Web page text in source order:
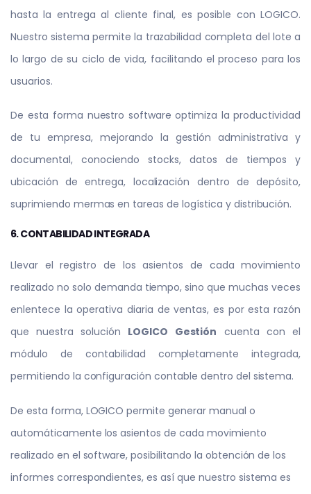
hasta la entrega al cliente final, es posible con LOGICO.
Nuestro sistema permite la trazabilidad completa del lote a
lo largo de su ciclo de vida, facilitando el proceso para los
usuarios.
De esta forma nuestro software optimiza la productividad
de tu empresa, mejorando la gestión administrativa y
documental, conociendo stocks, datos de tiempos y
ubicación de entrega, localización dentro de depósito,
suprimiendo mermas en tareas de logística y distribución.
6. CONTABILIDAD INTEGRADA
Llevar el registro de los asientos de cada movimiento
realizado no solo demanda tiempo, sino que muchas veces
enlentece la operativa diaria de ventas, es por esta razón
que nuestra solución LOGICO Gestión cuenta con el
módulo de contabilidad completamente integrada,
permitiendo la configuración contable dentro del sistema.
De esta forma, LOGICO permite generar manual o
automáticamente los asientos de cada movimiento
realizado en el software, posibilitando la obtención de los
informes correspondientes, es así que nuestro sistema es